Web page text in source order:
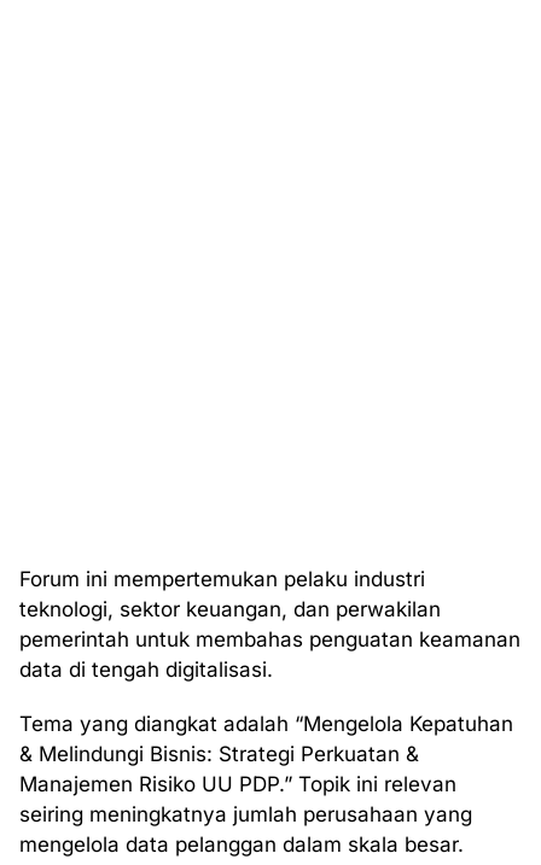
Forum ini mempertemukan pelaku industri
teknologi, sektor keuangan, dan perwakilan
pemerintah untuk membahas penguatan keamanan
data di tengah digitalisasi.
Tema yang diangkat adalah “Mengelola Kepatuhan
& Melindungi Bisnis: Strategi Perkuatan &
Manajemen Risiko UU PDP.” Topik ini relevan
seiring meningkatnya jumlah perusahaan yang
mengelola data pelanggan dalam skala besar.